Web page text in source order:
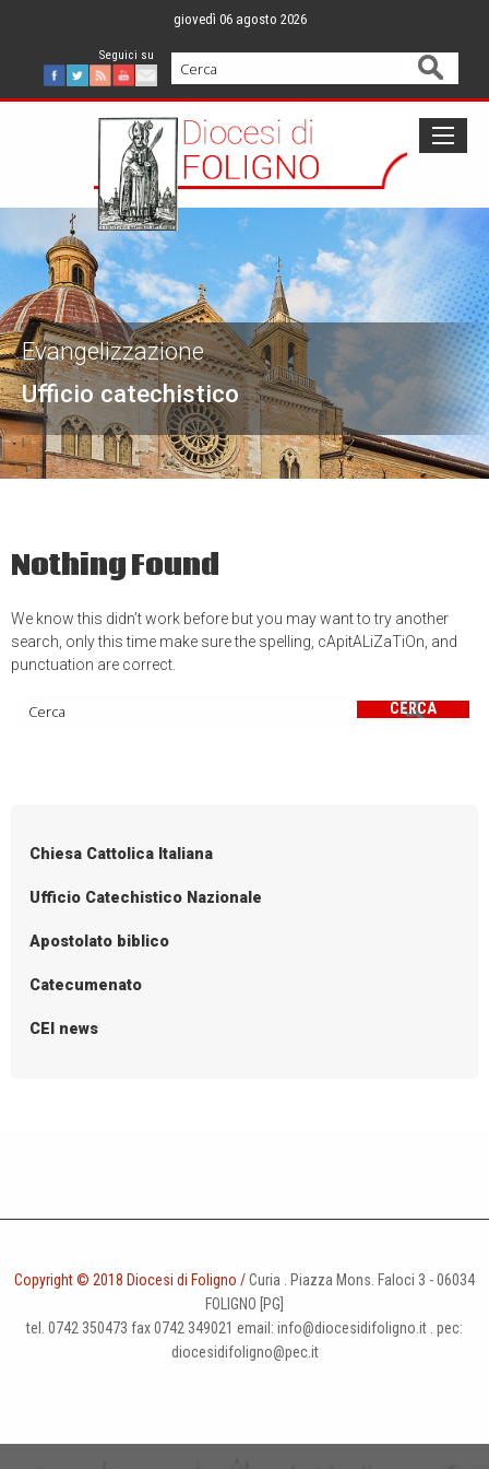
content
giovedì 06 agosto 2026
Facebook
Twitter
FeedYoutube
Mail
Cerca
Ufficio catechistico
Evangelizzazione
Nothing Found
We know this didn’t work before but you may want to try another
search, only this time make sure the spelling, cApitALiZaTiOn, and
punctuation are correct.
CERCA
Chiesa Cattolica Italiana
Ufficio Catechistico Nazionale
Apostolato biblico
Catecumenato
CEI news
Copyright © 2018 Diocesi di Foligno /Curia . Piazza Mons. Faloci 3 - 06034
FOLIGNO [PG]
tel. 0742 350473 fax 0742 349021 email: info@diocesidifoligno.it . pec:
diocesidifoligno@pec.it